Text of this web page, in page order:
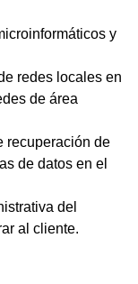
y
redes locales en
de área
recuperación de
de datos en el
del
al cliente.